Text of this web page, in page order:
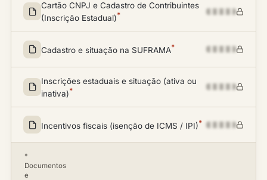
Cartão CNPJ e Cadastro de Contribuintes
(Inscrição Estadual)*
Cadastro e situação na SUFRAMA*
Inscrições estaduais e situação (ativa ou
inativa)*
Incentivos fiscais (isenção de ICMS / IPI)*
*
Documentos
e